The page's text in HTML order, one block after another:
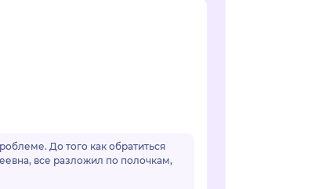
До того как обратиться
все разложил по полочкам,